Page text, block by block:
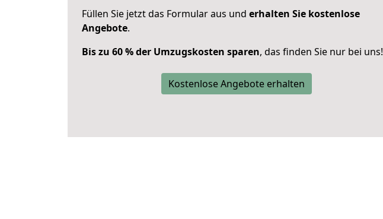
Füllen Sie jetzt das Formular aus und erhalten Sie kostenlose
Angebote.
Bis zu 60 % der Umzugskosten sparen, das finden Sie nur bei uns!
Kostenlose Angebote erhalten